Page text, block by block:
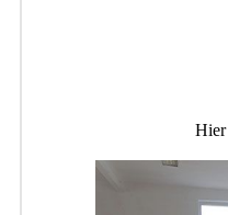
Hier